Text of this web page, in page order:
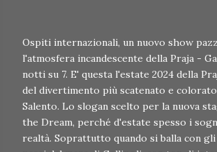
Ospiti internazionali, un nuovo show
l'atmosfera incandescente della Praja -
notti su 7. E' questa l'estate 2024 della
del divertimento più scatenato e
Salento. Lo slogan scelto per la nuova
the Dream, perché d'estate spesso i
realtà. Soprattutto quando si balla con gli